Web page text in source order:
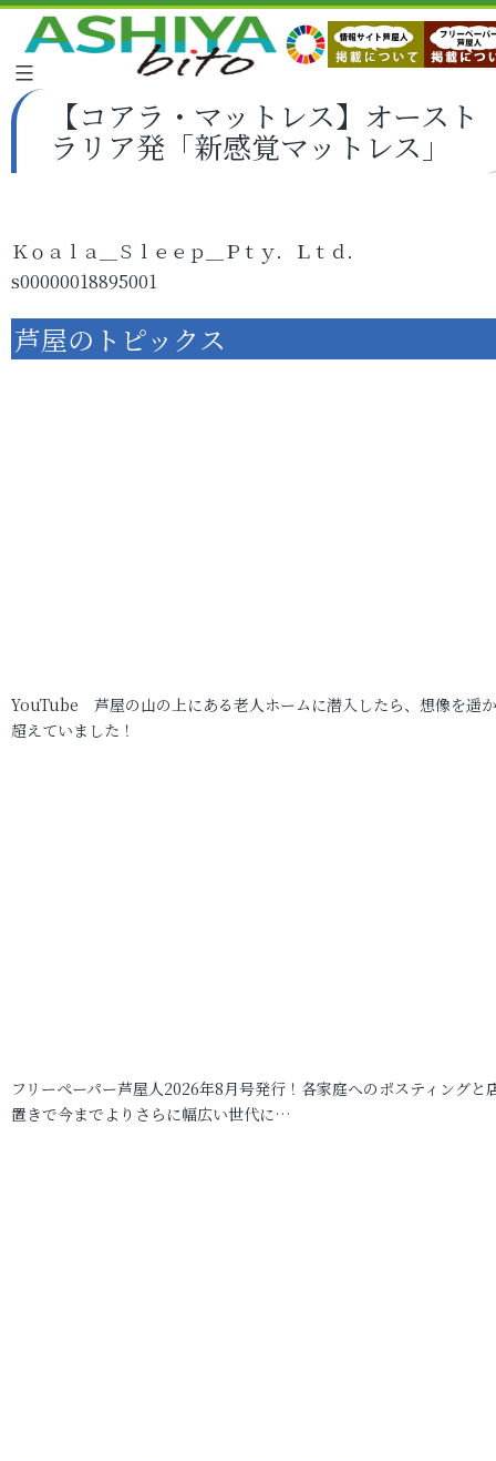
【コアラ・マットレス】オースト
ラリア発「新感覚マットレス」
Ｋｏａｌａ＿Ｓｌｅｅｐ＿Ｐｔｙ．Ｌｔｄ．
s00000018895001
芦屋のトピックス
YouTube 芦屋の山の上にある老人ホームに潜入したら、想像を遥
超えていました！
フリーペーパー芦屋人2026年8月号発行！各家庭へのポスティングと
置きで今までよりさらに幅広い世代に…